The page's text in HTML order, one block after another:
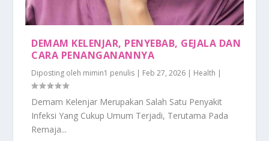
DEMAM KELENJAR, PENYEBAB, GEJALA DAN
CARA PENANGANANNYA
Diposting oleh mimin1 penulis | Feb 27, 2026 | Health |
Demam Kelenjar Merupakan Salah Satu Penyakit
Infeksi Yang Cukup Umum Terjadi, Terutama Pada
Remaja...